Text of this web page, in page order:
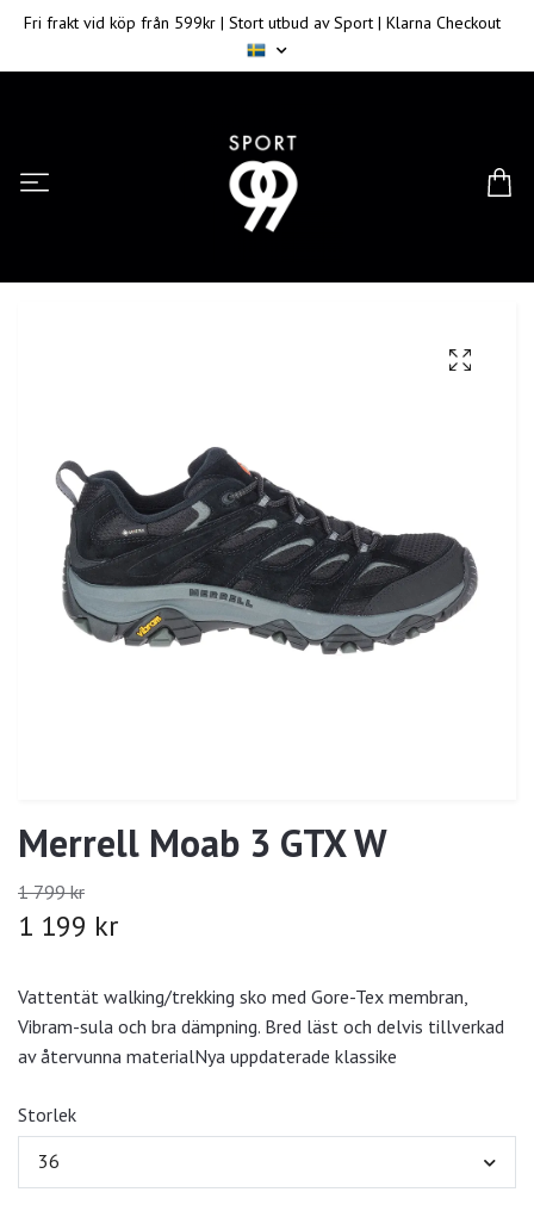
Fri frakt vid köp från 599kr | Stort utbud av Sport | Klarna Checkout
Merrell Moab 3 GTX W
1 799 kr
1 199 kr
Vattentät walking/trekking sko med Gore-Tex membran,
Vibram-sula och bra dämpning. Bred läst och delvis tillverkad
av återvunna materialNya uppdaterade klassike
Storlek
36